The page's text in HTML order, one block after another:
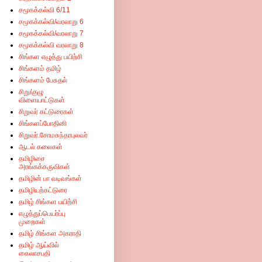
சமூகக்கல்வி 6/11
சமூகக்கல்வி/வரலாறு 6
சமூகக்கல்வி/வரலாறு 7
சமூகக்கல்வி வரலாறு 8
சிங்கள எழுத்து பயிற்சி
சிங்களம் தமிழ்
சிங்களம் பேசுதல்
சிறு/குழு
விளையாட்டுகள்
சிறுவர் கட்டுரைகள்
சிங்களப்போதினி
சிறுவர்.சோமசுந்தரபுலவர்
ஆடல் கலைகள்
தமிழிசை
அரங்கக்கருவிகள்
தமிழின் பா வடிவங்கள்
தமிழியற்கட்டுரை
தமிழ் சிங்கள பயிற்சி
எழுத்துப்பெயர்ப்பு
முறைகள்
தமிழ் சிங்கள அகராதி
தமிழ் ஆய்வில்
கைலாசபதி